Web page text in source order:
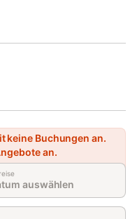
keine Buchungen an.
an.
auswählen